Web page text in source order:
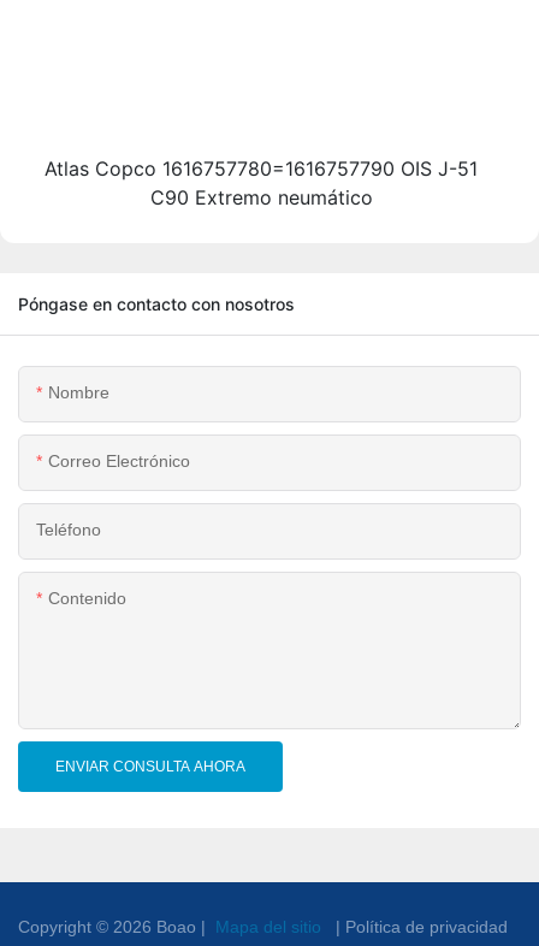
Atlas Copco 1616757780=1616757790 OIS J-51
C90 Extremo neumático
Póngase en contacto con nosotros
Nombre
Correo Electrónico
Teléfono
Contenido
ENVIAR CONSULTA AHORA
Copyright © 2026 Boao | Mapa del sitio | Política de privacidad